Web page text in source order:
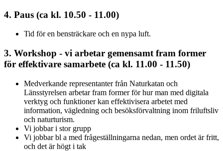
4. Paus (ca kl. 10.50 - 11.00)
Tid för en bensträckare och en nypa luft.
3. Workshop - vi arbetar gemensamt fram former
för effektivare samarbete (ca kl. 11.00 - 11.50)
Medverkande representanter från Naturkatan och
Länsstyrelsen arbetar fram former för hur man med digitala
verktyg och funktioner kan effektivisera arbetet med
information, vägledning och besöksförvaltning inom friluftsliv
och naturturism.
Vi jobbar i stor grupp
Vi jobbar bl a med frågeställningarna nedan, men ordet är fritt,
och det är högt i tak